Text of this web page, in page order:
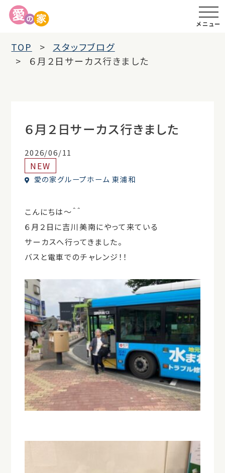
メニュー
TOP
スタッフブログ
６月２日サーカス行きました
６月２日サーカス行きました
2026/06/11
NEW
愛の家グループホーム 東浦和
こんにちは～＾＾
６月２日に吉川美南にやって来ている
サーカスへ行ってきました。
バスと電車でのチャレンジ！！